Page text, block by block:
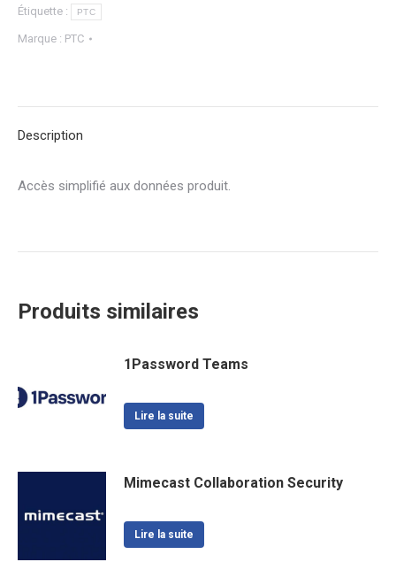
Étiquette : PTC
Marque : PTC
Description
Accès simplifié aux données produit.
Produits similaires
1Password Teams
Lire la suite
Mimecast Collaboration Security
Lire la suite